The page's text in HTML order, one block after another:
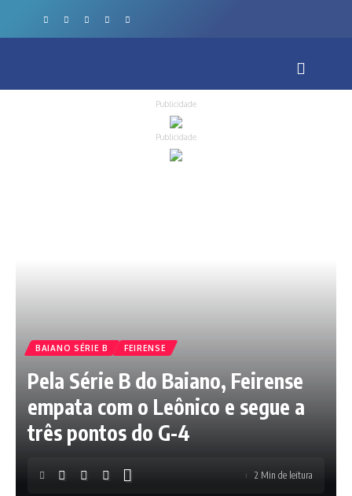
Publicidade
Publicidade
BAIANO SÉRIE B FEIRENSE
Pela Série B do Baiano, Feirense
empata com o Leônico e segue a
três pontos do G-4
2 Min de leitura